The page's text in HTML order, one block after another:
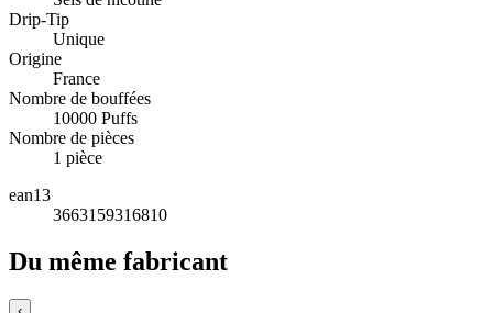
Drip-Tip
Unique
Origine
France
Nombre de bouffées
10000 Puffs
Nombre de pièces
1 pièce
ean13
3663159316810
Du même fabricant